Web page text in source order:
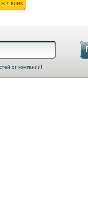
В 1 КЛИК
от компании!